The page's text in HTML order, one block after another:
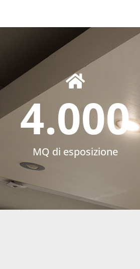
MQ di esposizione
4.000